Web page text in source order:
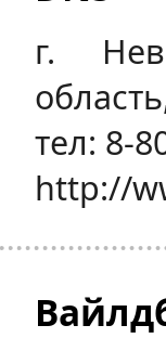
г.
тел: 8-
http://